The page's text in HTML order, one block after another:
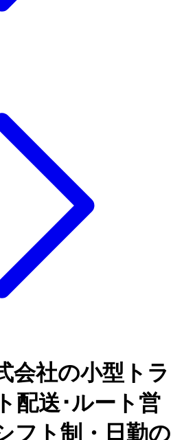
会社の小型トラ
配送･ルート営
フト制・日勤の